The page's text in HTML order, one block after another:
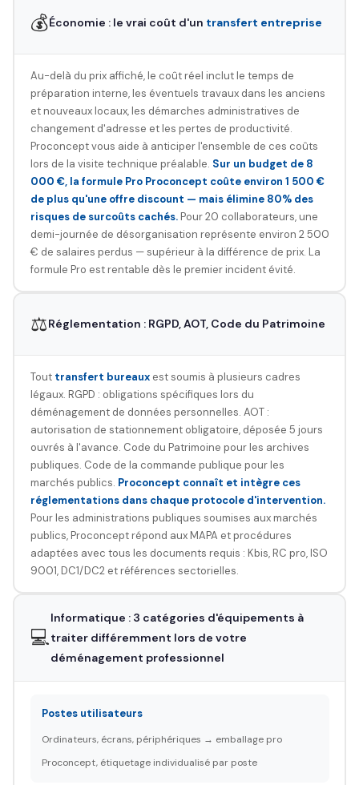
💰Économie : le vrai coût d'un transfert entreprise
Au-delà du prix affiché, le coût réel inclut le temps de
préparation interne, les éventuels travaux dans les anciens
et nouveaux locaux, les démarches administratives de
changement d'adresse et les pertes de productivité.
Proconcept vous aide à anticiper l'ensemble de ces coûts
lors de la visite technique préalable. Sur un budget de 8
000 €, la formule Pro Proconcept coûte environ 1 500 €
de plus qu'une offre discount — mais élimine 80% des
risques de surcoûts cachés.Pour 20 collaborateurs, une
demi-journée de désorganisation représente environ 2 500
€ de salaires perdus — supérieur à la différence de prix. La
formule Pro est rentable dès le premier incident évité.
⚖️Réglementation : RGPD, AOT, Code du Patrimoine
Tout transfert bureauxest soumis à plusieurs cadres
légaux. RGPD : obligations spécifiques lors du
déménagement de données personnelles. AOT :
autorisation de stationnement obligatoire, déposée 5 jours
ouvrés à l'avance. Code du Patrimoine pour les archives
publiques. Code de la commande publique pour les
marchés publics. Proconcept connaît et intègre ces
réglementations dans chaque protocole d'intervention.
Pour les administrations publiques soumises aux marchés
publics, Proconcept répond aux MAPA et procédures
adaptées avec tous les documents requis : Kbis, RC pro, ISO
9001, DC1/DC2 et références sectorielles.
💻
Informatique : 3 catégories d'équipements à
traiter différemment lors de votre
déménagement professionnel
Postes utilisateurs
Ordinateurs, écrans, périphériques → emballage pro
Proconcept, étiquetage individualisé par poste